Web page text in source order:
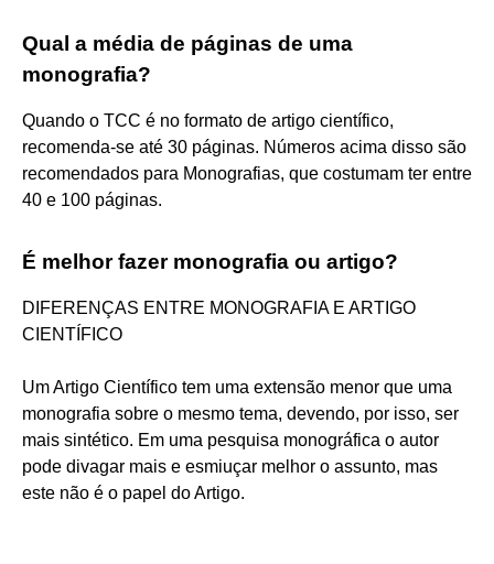
Qual a média de páginas de uma
monografia?
Quando o TCC é no formato de artigo científico,
recomenda-se até 30 páginas. Números acima disso são
recomendados para Monografias, que costumam ter entre
40 e 100 páginas.
É melhor fazer monografia ou artigo?
DIFERENÇAS ENTRE MONOGRAFIA E ARTIGO
CIENTÍFICO
Um Artigo Científico tem uma extensão menor que uma
monografia sobre o mesmo tema, devendo, por isso, ser
mais sintético. Em uma pesquisa monográfica o autor
pode divagar mais e esmiuçar melhor o assunto, mas
este não é o papel do Artigo.